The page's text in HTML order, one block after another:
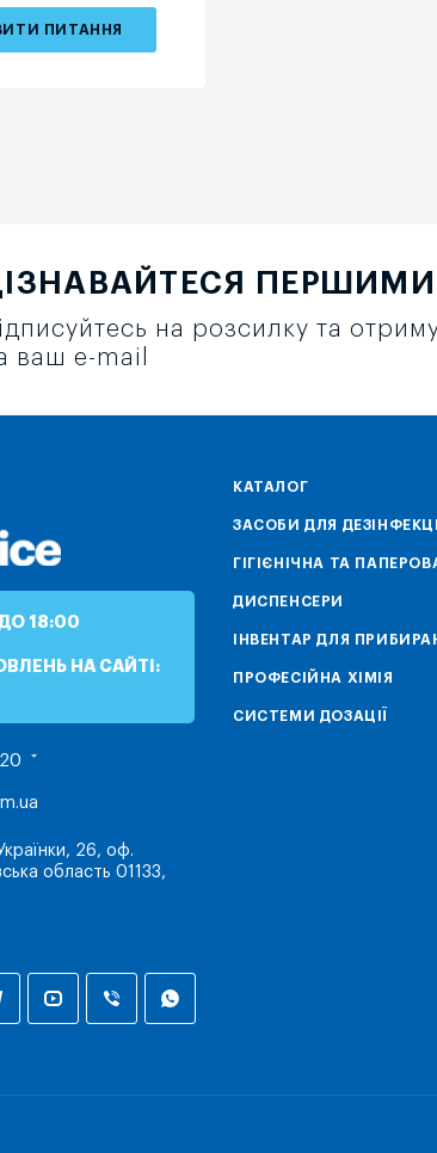
ПИТАННЯ
ПЕРШИМИ
на розсилку та
ваш e-mail
18:00
НА САЙТІ:
26, оф.
область 01133,
КАТАЛОГ
ЗАСОБИ ДЛЯ
ГІГІЄНІЧНА ТА
ДИСПЕНСЕРИ
ІНВЕНТАР ДЛЯ
ПРОФЕСІЙНА ХІМІЯ
СИСТЕМИ ДОЗАЦІЇ